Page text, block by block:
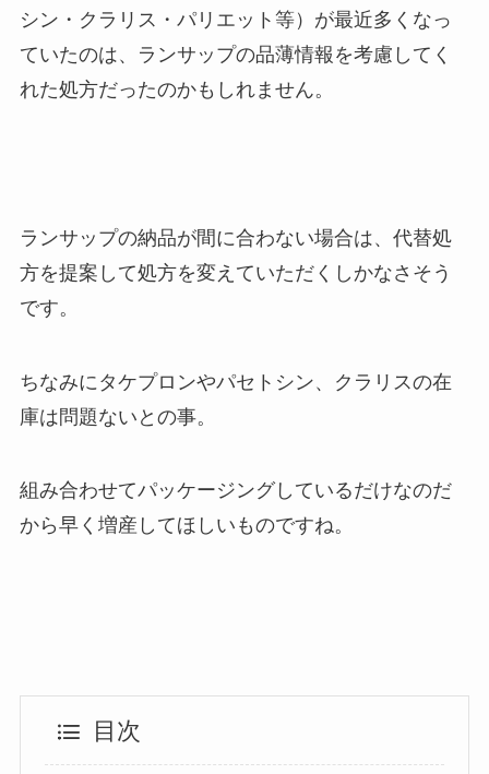
シン・クラリス・パリエット等）が最近多くなっ
ていたのは、ランサップの品薄情報を考慮してく
れた処方だったのかもしれません。
ランサップの納品が間に合わない場合は、代替処
方を提案して処方を変えていただくしかなさそう
です。
ちなみにタケプロンやパセトシン、クラリスの在
庫は問題ないとの事。
組み合わせてパッケージングしているだけなのだ
から早く増産してほしいものですね。
目次